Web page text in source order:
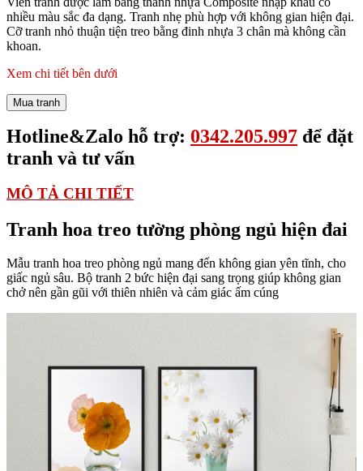
nhiều màu sắc đa dạng. Tranh nhẹ phù hợp với không gian hiện đại.
Cỡ tranh nhỏ thuận tiện treo bằng đinh nhựa 3 chân mà không cần
khoan.
Xem chi tiết bên dưới
Mua tranh
Hotline&Zalo hỗ trợ: 0342.205.997 để đặt
tranh và tư vấn
MÔ TẢ CHI TIẾT
Tranh hoa treo tường phòng ngủ hiện đai
Mẫu tranh hoa treo phòng ngủ mang đến không gian yên tĩnh, cho
giấc ngủ sâu. Bộ tranh 2 bức hiện đại sang trọng giúp không gian
chở nên gần gũi với thiên nhiên và cảm giác ấm cúng